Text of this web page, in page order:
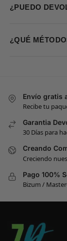
¿PUEDO
¿QUÉ
Envío gratis
Recibe tu
Garantia
30 Días para
Creando
Creciendo
Pago 100%
Bizum /